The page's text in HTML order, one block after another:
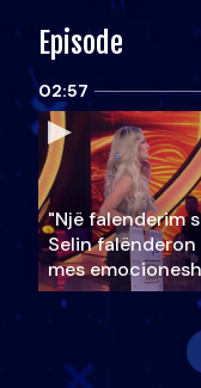
Episode
02:57
"Një falenderim
Selin
mes